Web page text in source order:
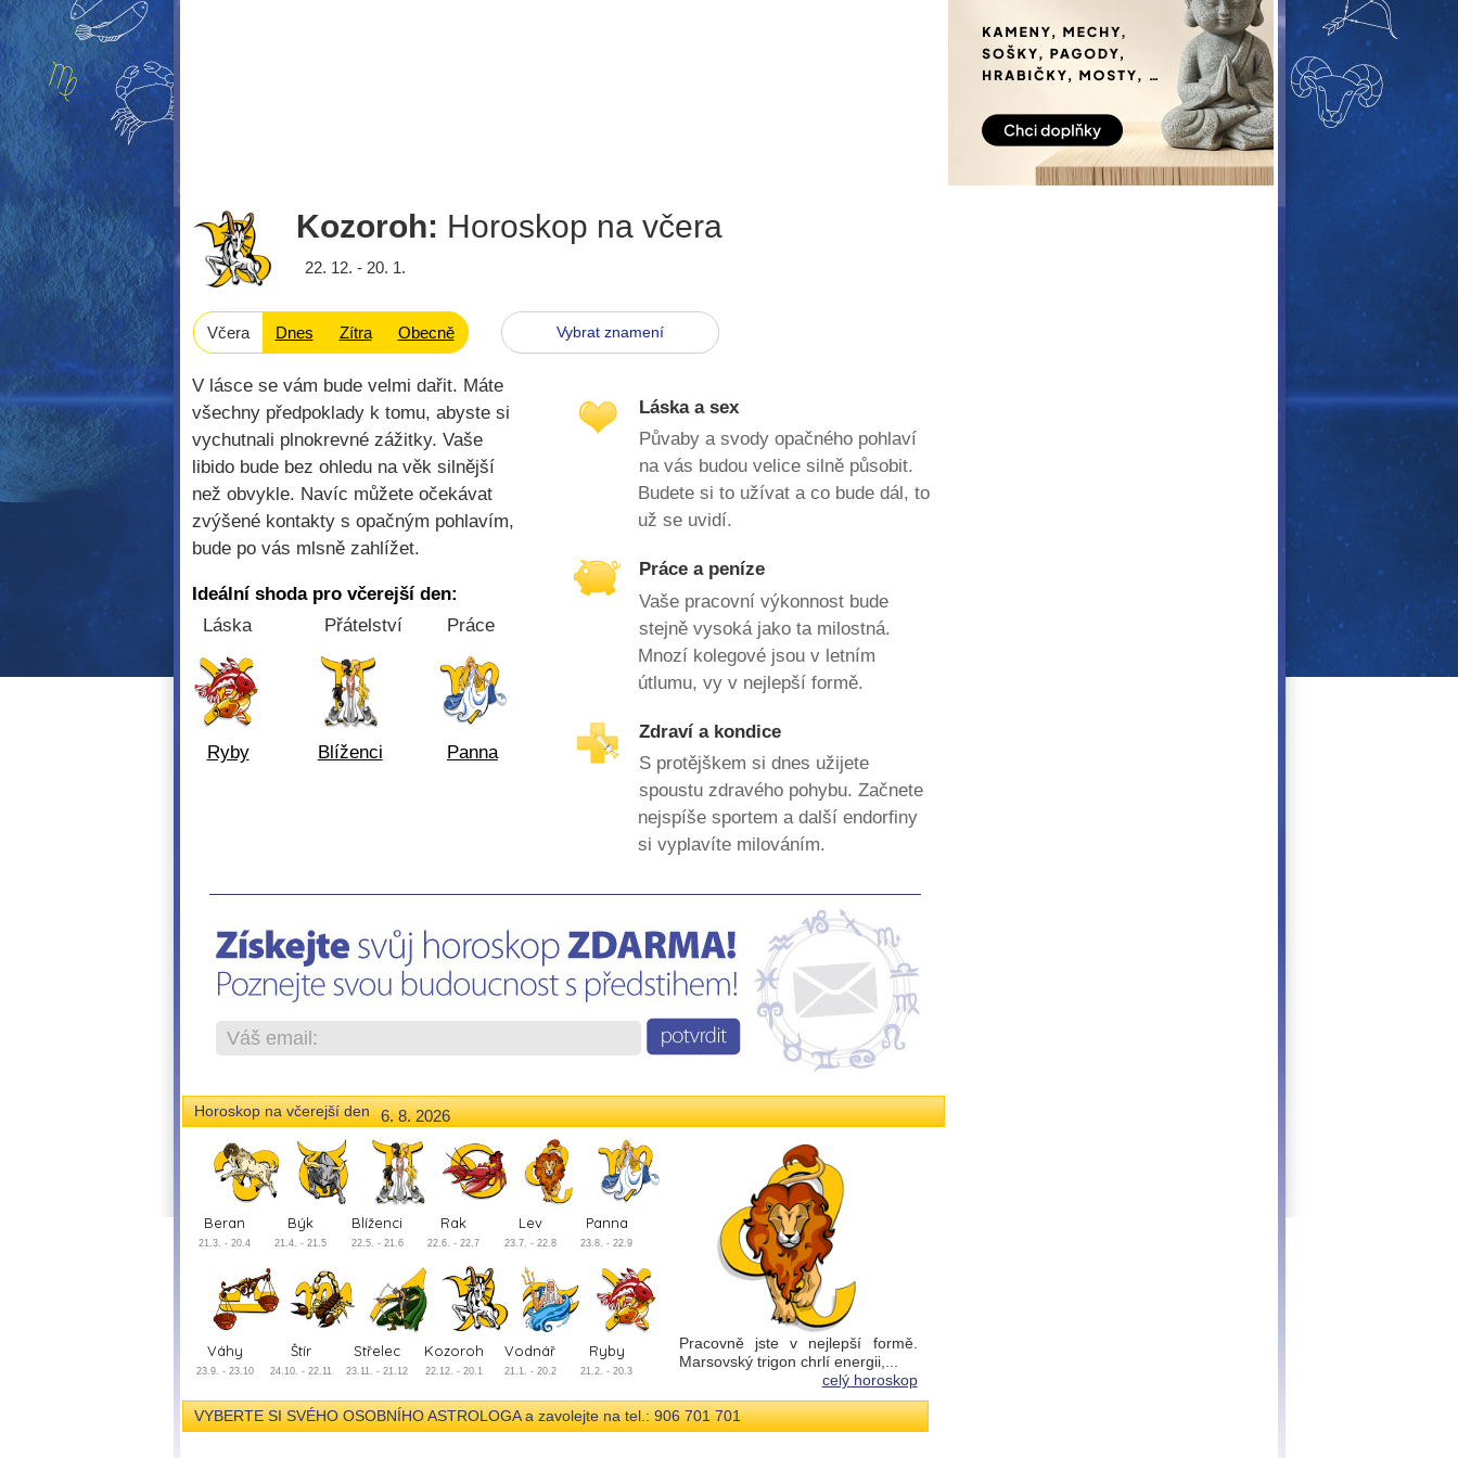
Kozoroh: Horoskop na včera
22. 12. - 20. 1.
Včera Dnes Zítra Obecně Vybrat znamení
V lásce se vám bude velmi dařit. Máte
všechny předpoklady k tomu, abyste si
vychutnali plnokrevné zážitky. Vaše
libido bude bez ohledu na věk silnější
než obvykle. Navíc můžete očekávat
zvýšené kontakty s opačným pohlavím,
bude po vás mlsně zahlížet.
Láska a sex
Půvaby a svody opačného pohlaví
na vás budou velice silně působit.
Budete si to užívat a co bude dál, to
už se uvidí.
Práce a peníze
Vaše pracovní výkonnost bude
stejně vysoká jako ta milostná.
Mnozí kolegové jsou v letním
útlumu, vy v nejlepší formě.
Zdraví a kondice
S protějškem si dnes užijete
spoustu zdravého pohybu. Začnete
nejspíše sportem a další endorfiny
si vyplavíte milováním.
Ideální shoda pro včerejší den:
Láska
Ryby
Přátelství
Blíženci
Práce
Panna
Horoskop na včerejší den 6. 8. 2026
Beran
21.3. - 20.4
Býk
21.4. - 21.5
Blíženci
22.5. - 21.6
Rak
22.6. - 22.7
Lev
23.7. - 22.8
Panna
23.8. - 22.9
Váhy
23.9. - 23.10
Štír
24.10. - 22.11
Střelec
23.11. - 21.12
Kozoroh
22.12. - 20.1
Vodnář
21.1. - 20.2
Ryby
21.2. - 20.3
Pracovně jste v nejlepší formě.
Marsovský trigon chrlí energii,...
celý horoskop
VYBERTE SI SVÉHO OSOBNÍHO ASTROLOGA a zavolejte na tel.: 906 701 701